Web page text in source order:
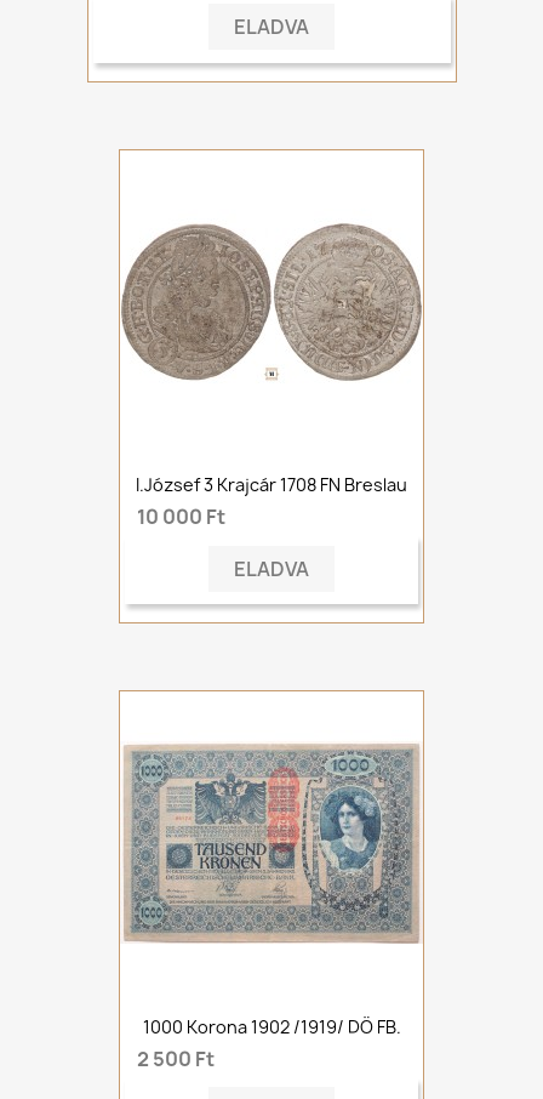
ELADVA
I.József 3 Krajcár 1708 FN Breslau
10 000 Ft
ELADVA
1000 Korona 1902 /1919/ DÖ FB.
2 500 Ft